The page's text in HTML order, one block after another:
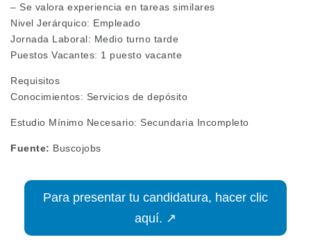
– Se valora experiencia en tareas similares
Nivel Jerárquico: Empleado
Jornada Laboral: Medio turno tarde
Puestos Vacantes: 1 puesto vacante
Requisitos
Conocimientos: Servicios de depósito
Estudio Mínimo Necesario: Secundaria Incompleto
Fuente: Buscojobs
Para presentar tu candidatura, hacer clic
aquí. ↗